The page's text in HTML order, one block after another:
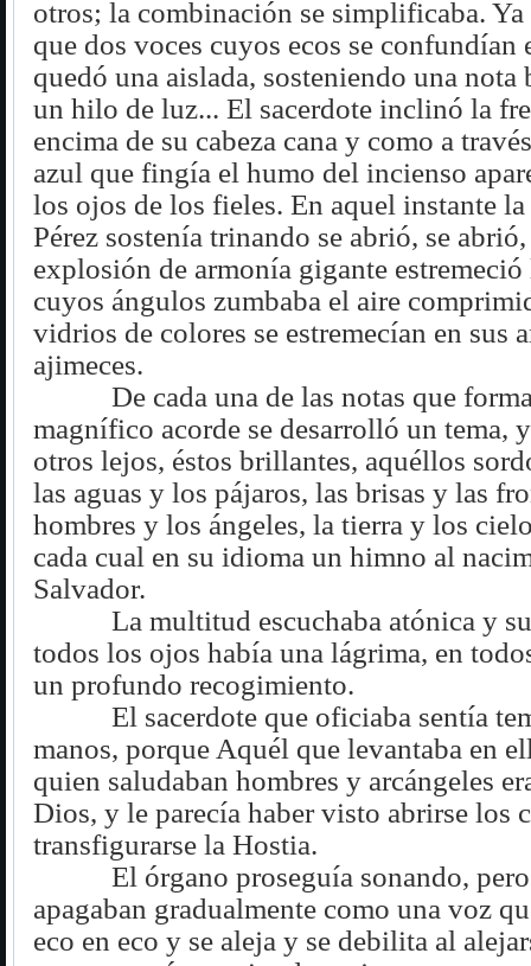
otros; la combinación se simplificaba. Ya
que dos voces cuyos ecos se confundían
quedó una aislada, sosteniendo una
un hilo de luz... El sacerdote inclinó la
encima de su cabeza cana y como a
azul que fingía el humo del incienso
los ojos de los fieles. En aquel instante la
Pérez sostenía trinando se abrió, se
explosión de armonía gigante
cuyos ángulos zumbaba el aire
vidrios de colores se estremecían en sus
ajimeces.
De cada una de las notas que
magnífico acorde se desarrolló un tema,
otros lejos, éstos brillantes, aquéllos
las aguas y los pájaros, las brisas y las
hombres y los ángeles, la tierra y los
cada cual en su idioma un himno al
Salvador.
La multitud escuchaba atónica y
todos los ojos había una lágrima, en
un profundo recogimiento.
El sacerdote que oficiaba sentía
manos, porque Aquél que levantaba en
quien saludaban hombres y arcángeles
Dios, y le parecía haber visto abrirse los
transfigurarse la Hostia.
El órgano proseguía sonando,
apagaban gradualmente como una voz
eco en eco y se aleja y se debilita al